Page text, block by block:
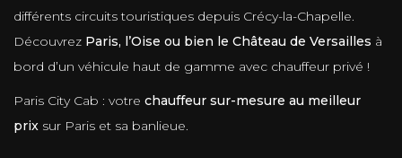
différents circuits touristiques depuis Crécy-la-Chapelle.
Découvrez Paris, l’Oise ou bien le Château de Versailles à
bord d’un véhicule haut de gamme avec chauffeur privé !
Paris City Cab : votre chauffeur sur-mesure au meilleur
prix sur Paris et sa banlieue.